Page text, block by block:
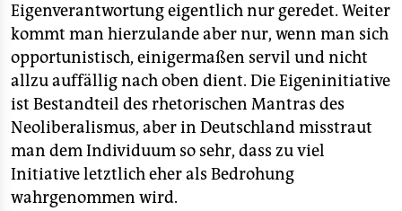
Eigenverantwortung eigentlich nur geredet. Weiter
kommt man hierzulande aber nur, wenn man sich
opportunistisch, einigermaßen servil und nicht
allzu auffällig nach oben dient. Die Eigeninitiative
ist Bestandteil des rhetorischen Mantras des
Neoliberalismus, aber in Deutschland misstraut
man dem Individuum so sehr, dass zu viel
Initiative letztlich eher als Bedrohung
wahrgenommen wird.